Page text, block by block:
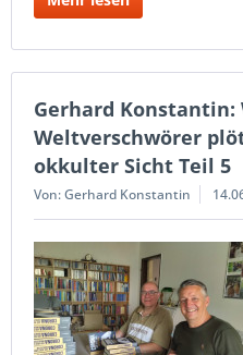
Gerhard Konstantin:
Weltverschwörer
okkulter Sicht Teil 5
Von: Gerhard Konstantin